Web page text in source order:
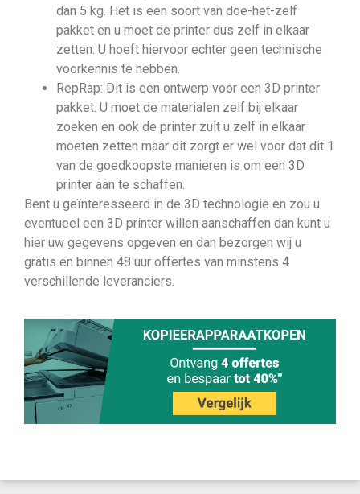
dan 5 kg. Het is een soort van doe-het-zelf
pakket en u moet de printer dus zelf in elkaar
zetten. U hoeft hiervoor echter geen technische
voorkennis te hebben.
RepRap: Dit is een ontwerp voor een 3D printer
pakket. U moet de materialen zelf bij elkaar
zoeken en ook de printer zult u zelf in elkaar
moeten zetten maar dit zorgt er wel voor dat dit 1
van de goedkoopste manieren is om een 3D
printer aan te schaffen.
Bent u geïnteresseerd in de 3D technologie en zou u
eventueel een 3D printer willen aanschaffen dan kunt u
hier uw gegevens opgeven en dan bezorgen wij u
gratis en binnen 48 uur offertes van minstens 4
verschillende leveranciers.